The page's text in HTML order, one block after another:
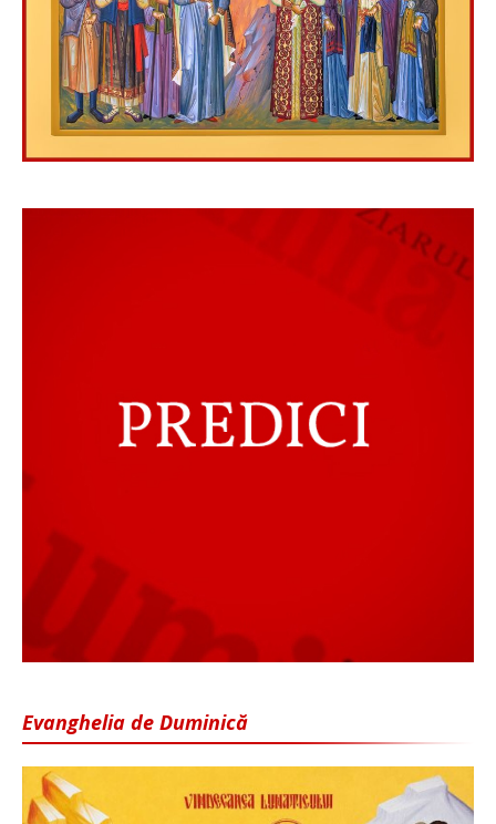
Evanghelia de Duminică